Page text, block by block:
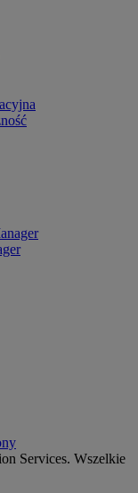
Services. Wszelkie